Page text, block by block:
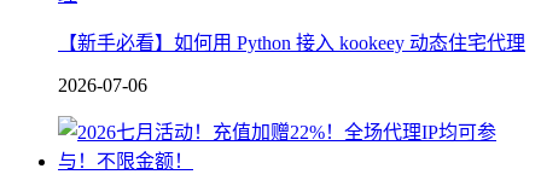
【新手必看】如何用 Python 接入 kookeey 动态住宅代理
2026-07-06